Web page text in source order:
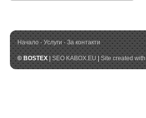
Начало · Услуги · За контакти
© BOSTEX|SEO KABOX.EU|Site created with